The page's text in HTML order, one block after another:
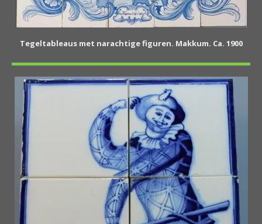
Tegeltableaus met narachtige figuren. Makkum. Ca. 1900